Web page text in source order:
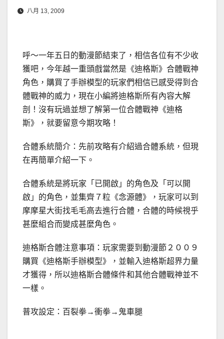
八月 13, 2009
呼～一年五日的動漫節結束了，相信各位有不少收
獲吧，今年越一重頭戲當然是《迪格斯》合體戰神
角色，購買了手辦模型的玩家們相信已感受得到合
體戰神的威力，現在小編將迪格斯所有內容大解
剖！沒有玩過並想了解第一位合體戰神《迪格
斯》，就要留意今期攻略！
合體系統簡介：先前攻略有介紹過合體系統，但現
在再簡單介紹一下。
合體系統是將玩家「已開啟」的角色及「可以開
啟」的角色，並集齊７粒《念源體》，玩家可以到
摩摩星大街找毛毛高去進行合體，合體的時候視乎
甚麼組合而變成甚麼角色。
迪格斯合體注意事項：玩家需要到動漫節２００９
購買《迪格斯手辦模型》，並輸入迪格斯超界力量
才獲得，所以迪格斯合體條件和其他合體戰神並不
一樣。
普攻設定：百裂拳→衝拳→鬼車腿